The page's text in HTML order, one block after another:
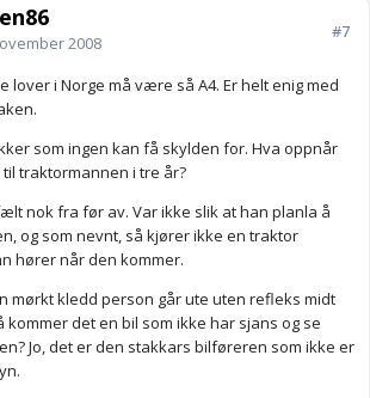
2008
#7
lover i Norge må være så A4. Er helt enig med
som ingen kan få skylden for. Hva oppnår
traktormannen i tre år?
nok fra før av. Var ikke slik at han planla å
og som nevnt, så kjører ikke en traktor
hører når den kommer.
mørkt kledd person går ute uten refleks midt
kommer det en bil som ikke har sjans og se
Jo, det er den stakkars bilføreren som ikke er